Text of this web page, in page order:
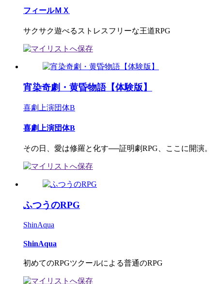
フィールＭＸ
サクサク遊べるストレスフリーな王道RPG
宵染奇劇・黄昏物語【体験版】
喜劇上演団体B
喜劇上演団体B
その日、愛は修羅と化す──証明劇RPG、ここに開演。
ふつうのRPG
ShinAqua
ShinAqua
初めてのRPGツクールによる普通のRPG